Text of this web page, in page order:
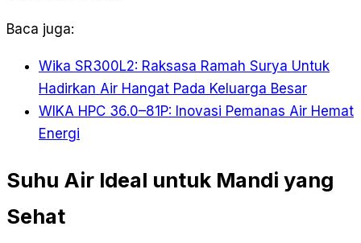
Baca juga:
Wika SR300L2: Raksasa Ramah Surya Untuk
Hadirkan Air Hangat Pada Keluarga Besar
WIKA HPC 36.0–81P: Inovasi Pemanas Air Hemat
Energi
Suhu Air Ideal untuk Mandi yang
Sehat